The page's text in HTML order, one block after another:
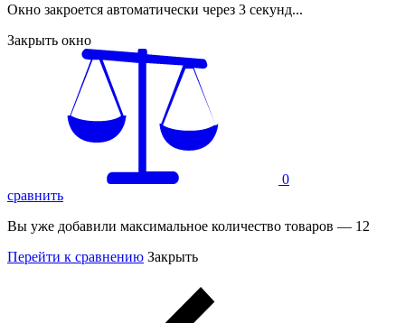
Окно закроется автоматически через 3 секунд...
Закрыть окно
0
сравнить
Вы уже добавили максимальное количество товаров — 12
Перейти к сравнению Закрыть